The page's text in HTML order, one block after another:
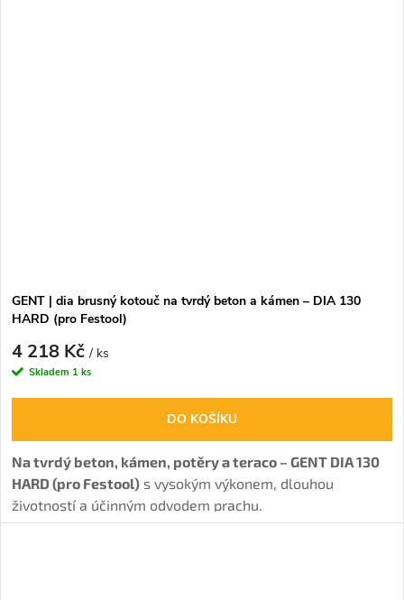
GENT | dia brusný kotouč na tvrdý beton a kámen – DIA 130
HARD (pro Festool)
4 218 Kč/ ks
Skladem 1 ks
DO KOŠÍKU
Na tvrdý beton, kámen, potěry a teraco – GENT DIA 130
HARD (pro Festool) s vysokým výkonem, dlouhou
životností a účinným odvodem prachu.